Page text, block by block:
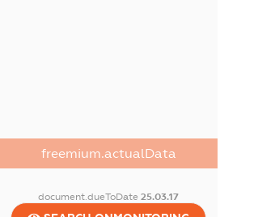
freemium.actualData
document.dueToDate25.03.17